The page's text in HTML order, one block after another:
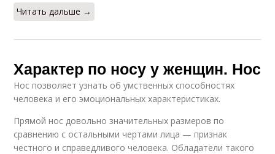
Читать дальше →
Характер по носу у женщин. Нос
Нос позволяет узнать об умственных способностях
человека и его эмоциональных характеристиках.
Прямой нос довольно значительных размеров по
сравнению с остальными чертами лица — признак
честного и справедливого человека. Обладатели такого